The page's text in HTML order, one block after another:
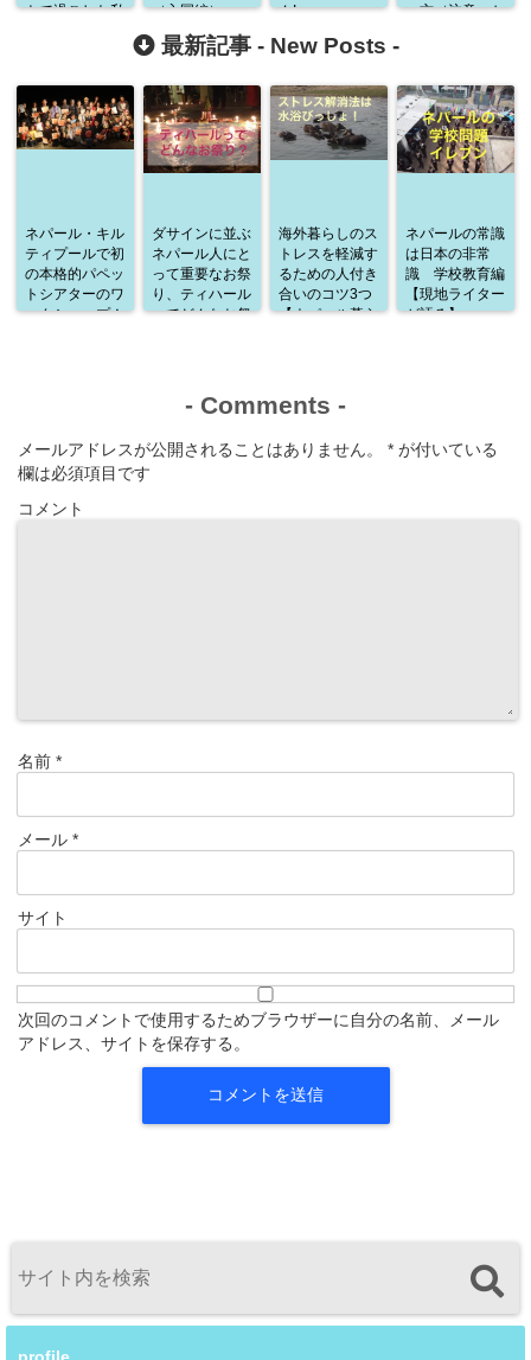
トで過ごした私
（入国編）
ん!
べ方（注意：か
最新記事 - New Posts -
ネパール・キル
ティプールで初
の本格的パペッ
トシアターのワ
ークショップ！
ダサインに並ぶ
ネパール人にと
って重要なお祭
り、ティハール
ってどんなお祭
海外暮らしのス
トレスを軽減す
るための人付き
合いのコツ3つ
【ネパール暮ら
ネパールの常識
は日本の非常
識 学校教育編
【現地ライター
が語る】
- Comments -
メールアドレスが公開されることはありません。 * が付いている
欄は必須項目です
コメント
名前 *
メール *
サイト
次回のコメントで使用するためブラウザーに自分の名前、メール
アドレス、サイトを保存する。